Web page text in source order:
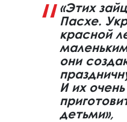
«Этих
Пасхе.
красной
они
И их
детьми»,